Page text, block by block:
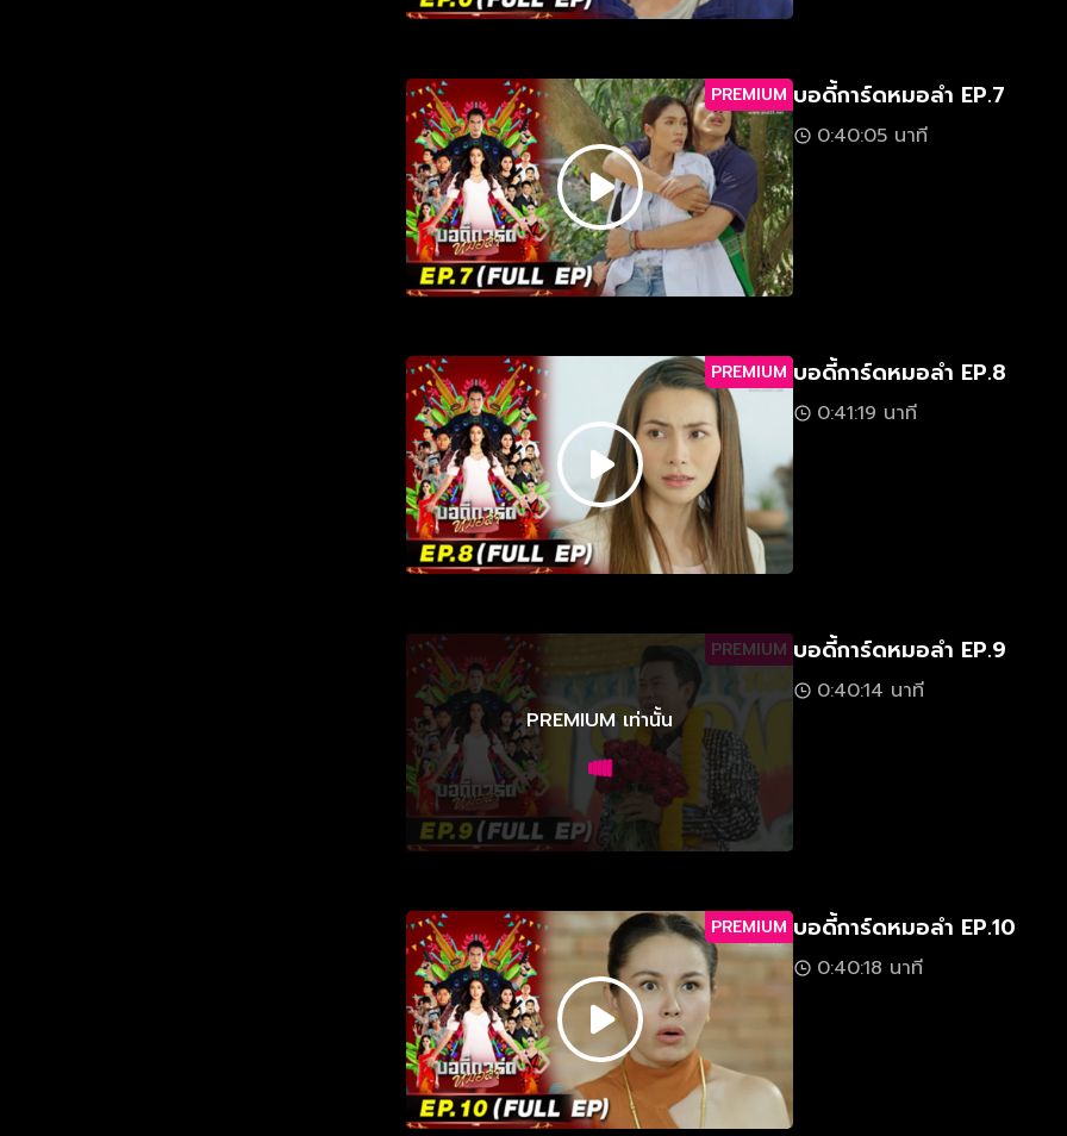
PREMIUM บอดี้การ์ดหมอลำ EP.7
0:40:05 นาที
PREMIUM บอดี้การ์ดหมอลำ EP.8
0:41:19 นาที
PREMIUM
PREMIUM เท่านั้น
บอดี้การ์ดหมอลำ EP.9
0:40:14 นาที
PREMIUM บอดี้การ์ดหมอลำ EP.10
0:40:18 นาที